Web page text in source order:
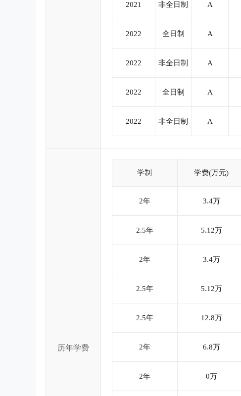
2021 非全日制 A
2022 全日制 A
2022 非全日制 A
2022 全日制 A
2022 非全日制 A
历年学费
学制 学费(万元)
2年 3.4万
2.5年 5.12万
2年 3.4万
2.5年 5.12万
2.5年 12.8万
2年 6.8万
2年 0万